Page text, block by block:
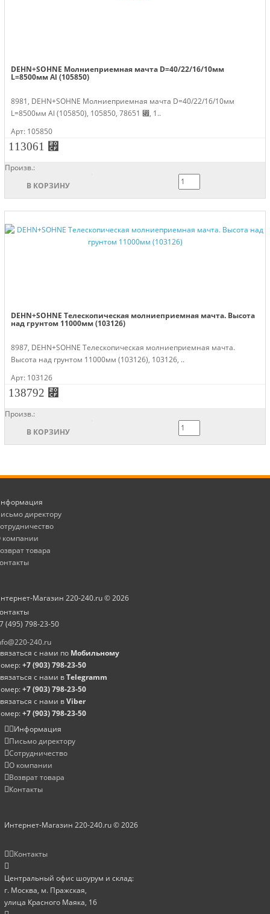
DEHN+SOHNE Молниеприемная мачта D=40/22/16/10мм
L=8500мм Al (105850)
8981, DEHN+SOHNE Молниеприемная мачта D=40/22/16/10мм
L=8500мм Al (105850), 105850, 78651 ⃏, 1..
Арт: 105850
113061 ⃏
Произв.:
В КОРЗИНУ
DEHN+SOHNE Телескопическая молниеприемная мачта. Высота
над грунтом 11000мм (103126)
8987, DEHN+SOHNE Телескопическая молниеприемная мачта.
Высота над грунтом 11000мм (103126), 103126, ..
Арт: 103126
138792 ⃏
Произв.:
В КОРЗИНУ
директору
компании
товара
Магазин 220-240.ru © 2026
(495) 798-23-50
240.ru
с нами по Мобильному
+7 (903) 798-23-50
с нами вTelegramm
+7 (903) 798-23-50
с нами вViber
+7 (903) 798-23-50
Информация
Письмо директору
Сотрудничество
О компании
Возврат товара
Контакты
Интернет-Магазин 220-240.ru © 2026
Контакты
Центральный офис шоурум и склад:
г. Москва, м. Пражская,
улица Красного Маяка, 16